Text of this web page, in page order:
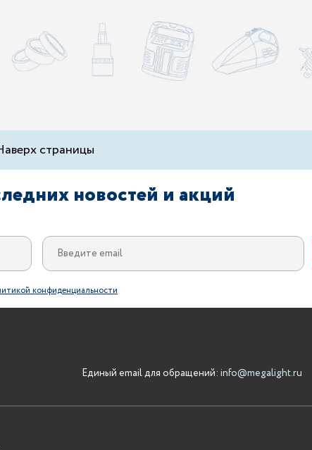
страницы
новостей и акций
конфиденциальности
Единый email для обращений: info@megalight.ru